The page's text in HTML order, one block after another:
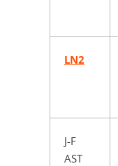
LN2
J-F
AST